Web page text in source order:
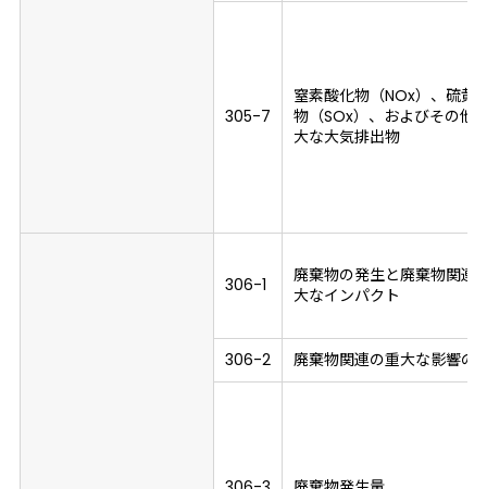
305-7
窒素酸化物（NOx）、硫黄
物（SOx）、およびその他
大な大気排出物
306-1
廃棄物の発生と廃棄物関連
大なインパクト
306-2 廃棄物関連の重大な影響の